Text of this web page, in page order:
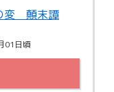
変 顛末譚
01日頃